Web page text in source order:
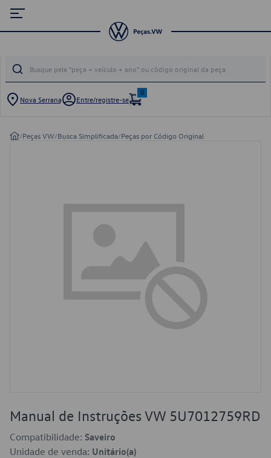
Nova Serrana Entre/registre-se
0
/Peças VW/Busca Simplificada/Peças por Código Original
Manual de Instruções VW 5U7012759RD
Compatibilidade: Saveiro
Unidade de venda: Unitário(a)